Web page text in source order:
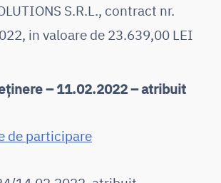
S.R.L., contract nr.
in valoare de 23.639,00 LEI
– 11.02.2022 – atribuit
de participare